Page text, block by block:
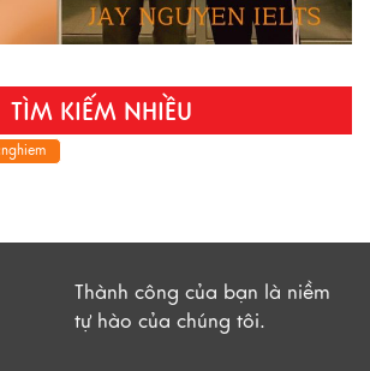
TÌM KIẾM NHIỀU
Thành công của bạn là niềm
tự hào của chúng tôi.